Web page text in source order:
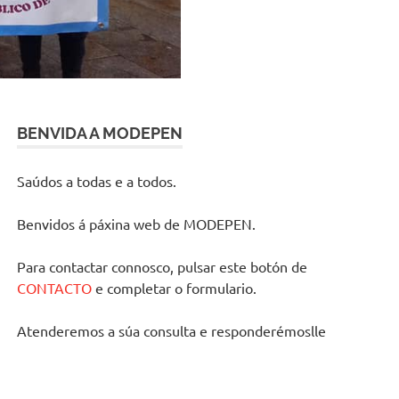
BENVIDA A MODEPEN
Saúdos a todas e a todos.
Benvidos á páxina web de MODEPEN.
Para contactar connosco, pulsar este botón de
CONTACTO e completar o formulario.
Atenderemos a súa consulta e responderémoslle